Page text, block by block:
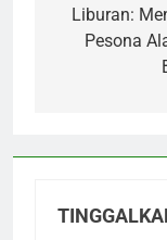
Liburan:
Pesona